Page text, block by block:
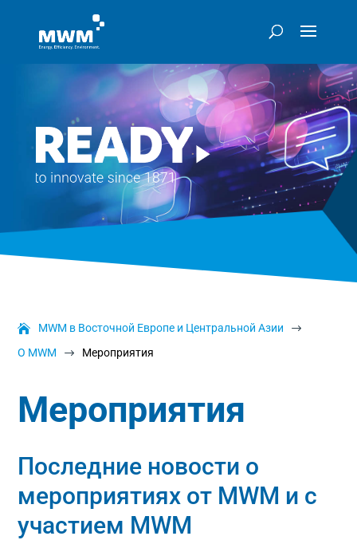
MWM в Восточной Европе и Центральной Азии $
О MWM $ Мероприятия
Мероприятия
Последние новости о
мероприятиях от MWM и с
участием MWM